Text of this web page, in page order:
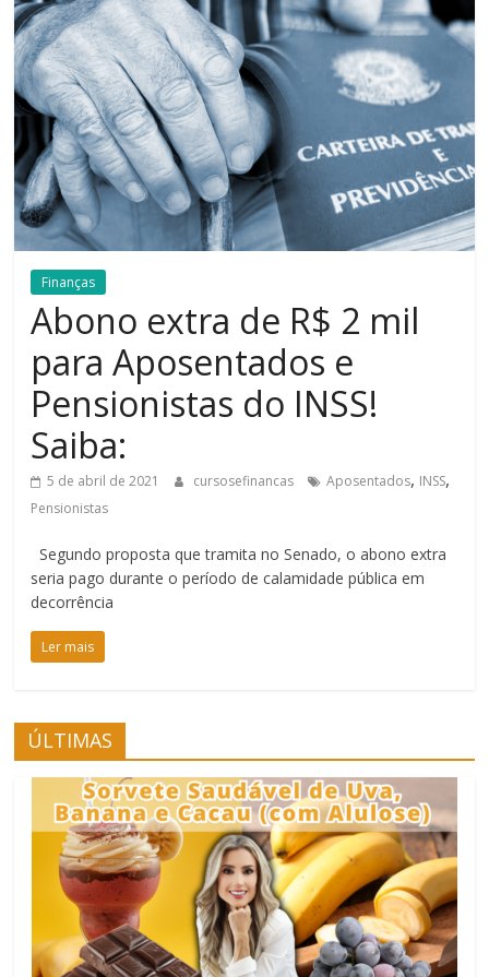
Estar
Finanças
Abono extra de R$ 2 mil
para Aposentados e
Pensionistas do INSS!
Saiba:
5 de abril de 2021 cursosefinancas Aposentados, INSS,
Pensionistas
Segundo proposta que tramita no Senado, o abono extra
seria pago durante o período de calamidade pública em
decorrência
Ler mais
ÚLTIMAS